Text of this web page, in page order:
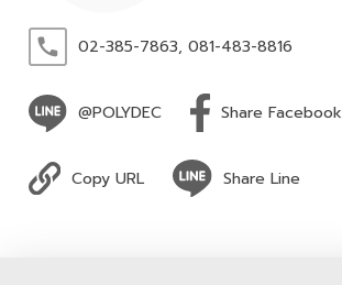
02-385-7863, 081-483-8816
@POLYDEC Share Facebook
Copy URL Share Line